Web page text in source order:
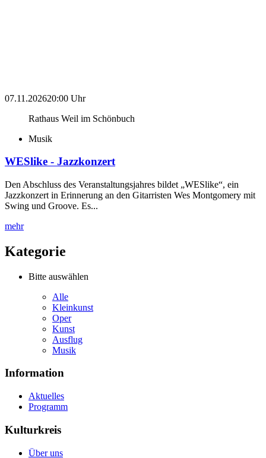
07.11.202620:00 Uhr
Rathaus Weil im Schönbuch
Musik
WESlike - Jazzkonzert
Den Abschluss des Veranstaltungsjahres bildet „WESlike“, ein
Jazzkonzert in Erinnerung an den Gitarristen Wes Montgomery mit
Swing und Groove. Es...
mehr
Kategorie
Bitte auswählen
Alle
Kleinkunst
Oper
Kunst
Ausflug
Musik
Information
Aktuelles
Programm
Kulturkreis
Über uns